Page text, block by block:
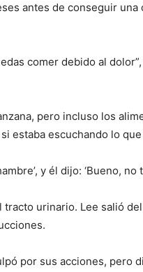
antes de conseguir
comer debido al
pero incluso los
estaba escuchando lo
y él dijo: ‘Bueno, no
urinario. Lee salió
por sus acciones, pero